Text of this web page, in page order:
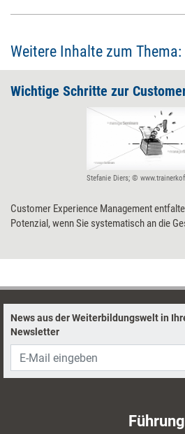
Weitere Inhalte zum Thema:
Wichtige Schritte zur
Stefanie Diers; ©
Customer Experience Management
Potenzial, wenn Sie systematisch an die
News aus der Weiterbildungswelt in
Newsletter
Führung